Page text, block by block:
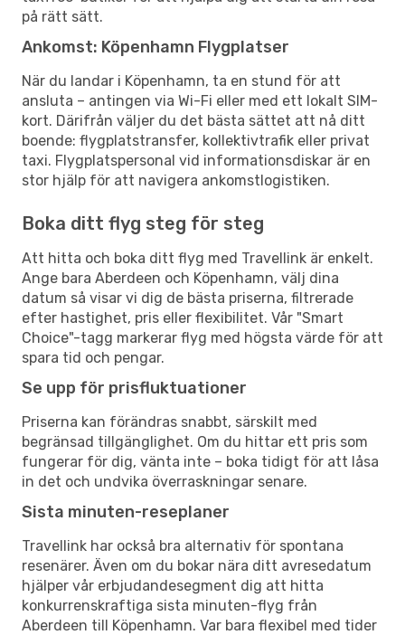
på rätt sätt.
Ankomst: Köpenhamn Flygplatser
När du landar i Köpenhamn, ta en stund för att
ansluta – antingen via Wi-Fi eller med ett lokalt SIM-
kort. Därifrån väljer du det bästa sättet att nå ditt
boende: flygplatstransfer, kollektivtrafik eller privat
taxi. Flygplatspersonal vid informationsdiskar är en
stor hjälp för att navigera ankomstlogistiken.
Boka ditt flyg steg för steg
Att hitta och boka ditt flyg med Travellink är enkelt.
Ange bara Aberdeen och Köpenhamn, välj dina
datum så visar vi dig de bästa priserna, filtrerade
efter hastighet, pris eller flexibilitet. Vår "Smart
Choice"-tagg markerar flyg med högsta värde för att
spara tid och pengar.
Se upp för prisfluktuationer
Priserna kan förändras snabbt, särskilt med
begränsad tillgänglighet. Om du hittar ett pris som
fungerar för dig, vänta inte – boka tidigt för att låsa
in det och undvika överraskningar senare.
Sista minuten-reseplaner
Travellink har också bra alternativ för spontana
resenärer. Även om du bokar nära ditt avresedatum
hjälper vår erbjudandesegment dig att hitta
konkurrenskraftiga sista minuten-flyg från
Aberdeen till Köpenhamn. Var bara flexibel med tider